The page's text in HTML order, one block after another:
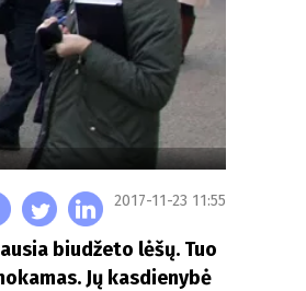
2017-11-23 11:55
biudžeto lėšų. Tuo
Jų kasdienybė